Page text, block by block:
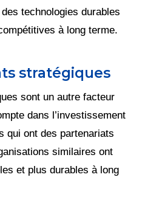
technologies durables
à long terme.
stratégiques
sont un autre facteur
dans l’investissement
qui ont des partenariats
similaires ont
et plus durables à long